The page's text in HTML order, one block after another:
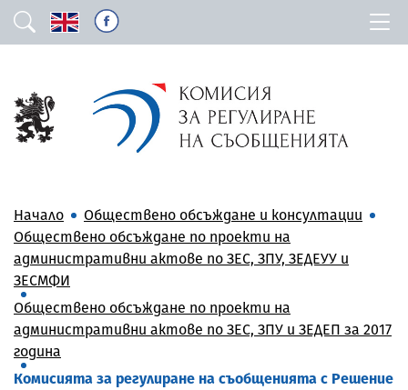
Начало
Обществено обсъждане и консултации
Обществено обсъждане по проекти на
административни актове по ЗЕС, ЗПУ, ЗЕДЕУУ и
ЗЕСМФИ
Обществено обсъждане по проекти на
административни актове по ЗЕС, ЗПУ и ЗЕДЕП за 2017
година
Комисията за регулиране на съобщенията с Решение